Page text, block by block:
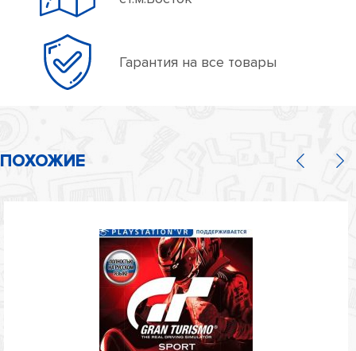
Гарантия на все товары
ПОХОЖИЕ